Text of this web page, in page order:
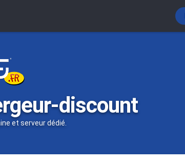
discount
et serveur dédié.